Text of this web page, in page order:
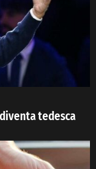
tedesca